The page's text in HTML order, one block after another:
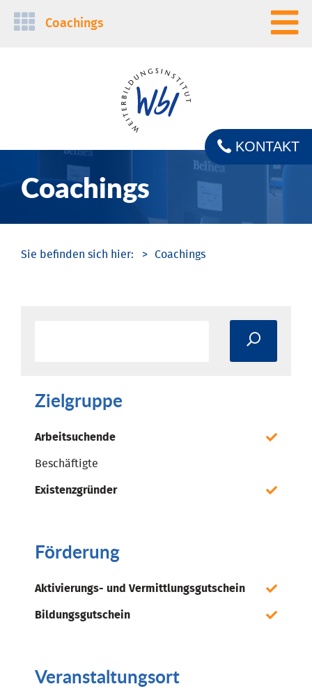
Navigation
Coachings
Coachings
KONTAKT
Coachings
Zielgruppe
Arbeitsuchende
Beschäftigte
Existenzgründer
Förderung
Aktivierungs- und Vermittlungsgutschein
Bildungsgutschein
Veranstaltungsort